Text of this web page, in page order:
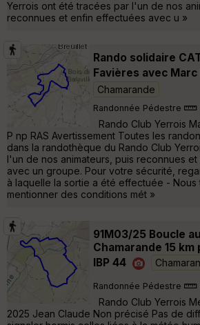
Yerrois ont été tracées par l'un de nos
reconnues et enfin effectuées avec u »
Rando solidaire
Favières avec Marc
Chamarande
Randonnée Pédestre
Rando Club Yerrois
P np RAS Avertissement Toutes les
dans la randothèque du Rando Club
l'un de nos animateurs, puis reconnues
avec un groupe. Pour votre sécurité,
à laquelle la sortie a été effectuée - Nous
mentionner des conditions mét »
91M03/25 Boucle
Chamarande 15 km
IBP 44
Randonnée Pédestre
Rando Club Yerrois
2025 Jean Claude Non précisé Pas de